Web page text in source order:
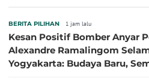
BERITA PILIHAN 1 jam lalu
Kesan Positif Bomber Anyar
Alexandre Ramalingom
Yogyakarta: Budaya Baru,